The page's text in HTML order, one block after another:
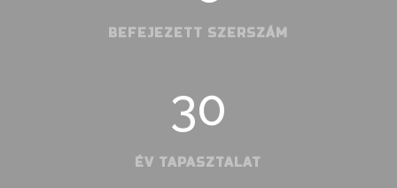
BEFEJEZETT SZERSZÁM
30
ÉV TAPASZTALAT